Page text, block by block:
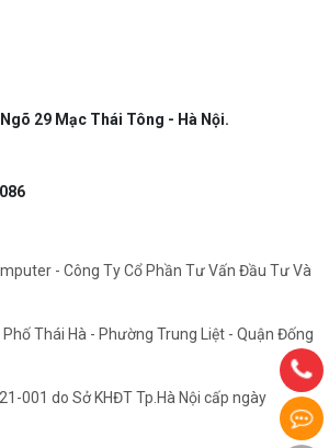
29 Mạc Thái Tông - Hà Nội.
- Công Ty Cổ Phần Tư Vấn Đầu Tư Và
Thái Hà - Phường Trung Liệt - Quận Đống
001 do Sở KHĐT Tp.Hà Nội cấp ngày